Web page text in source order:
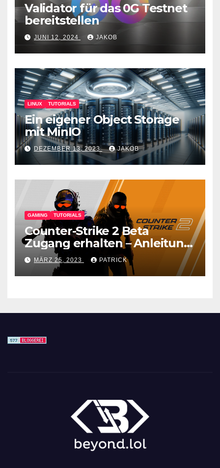
Validator für das 0G Testnet
bereitstellen
JUNI 12, 2024 JAKOB
LINUX TUTORIALS
Ein eigener Object Storage
mit MinIO
DEZEMBER 13, 2023 JAKOB
GAMING TUTORIALS
Counter-Strike 2 Beta
Zugang erhalten – Anleitung
für den CS GO Nachfolger
MÄRZ 25, 2023 PATRICK